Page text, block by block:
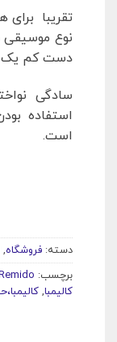
تقریبا برای
نوع
دست کم یک
سادگی
استفاده
است.
دسته: فروشگاه,
برچسب: Remido
کالیمبا,